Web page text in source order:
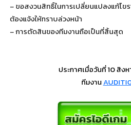
– ขอสงวนสิทธิ์ในการเปลี่ยนแปลงแก้ไข
ต้องแจ้งให้ทราบล่วงหน้า
– การตัดสินของทีมงานถือเป็นที่สิ้นสุด
ประกาศเมื่อวันที่ 10 สิง
ทีมงาน